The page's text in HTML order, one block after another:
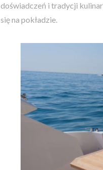
doświadczeń i tradycji
się na pokładzie.